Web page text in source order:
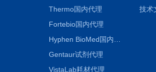
Thermo国内代理
Fortebio国内代理
Gentaur试剂代理
VistaLab耗材代理
技术